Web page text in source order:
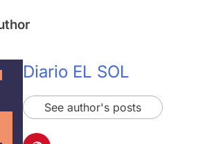
Diario EL SOL
See author's posts